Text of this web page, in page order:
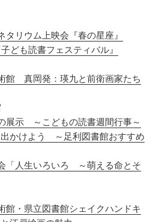
タリウム上映会『春の星座』
ども読書フェスティバル』
館 真岡発：瑛九と前衛画家たち
展示 ～こどもの読書週間行事～
出かけよう ～足利図書館おすすめ
「人生いろいろ ～萌える命とそ
館・県立図書館シェイクハンドキ